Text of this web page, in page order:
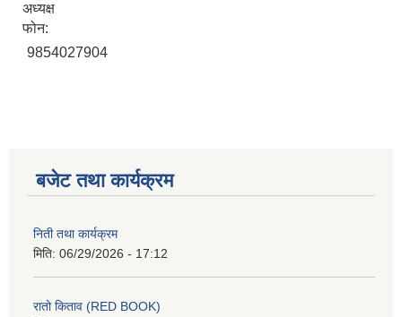
अध्यक्ष
फोन:
9854027904
बजेट तथा कार्यक्रम
निती तथा कार्यक्रम
मिति: 06/29/2026 - 17:12
रातो किताव (RED BOOK)